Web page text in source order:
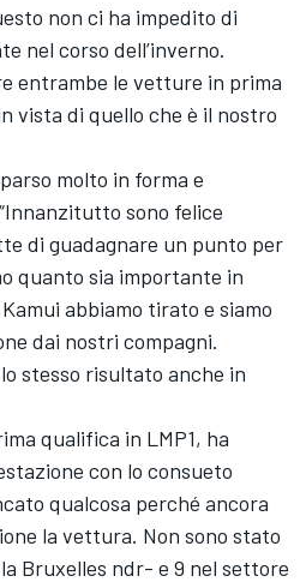
non ci ha impedito di
nel corso dell’inverno.
entrambe le vetture in prima
vista di quello che è il nostro
molto in forma e
sono felice
di guadagnare un punto per
quanto sia importante in
abbiamo tirato e siamo
dai nostri compagni.
stesso risultato anche in
qualifica in LMP1, ha
con lo consueto
qualcosa perché ancora
la vettura. Non sono stato
Bruxelles ndr- e 9 nel settore